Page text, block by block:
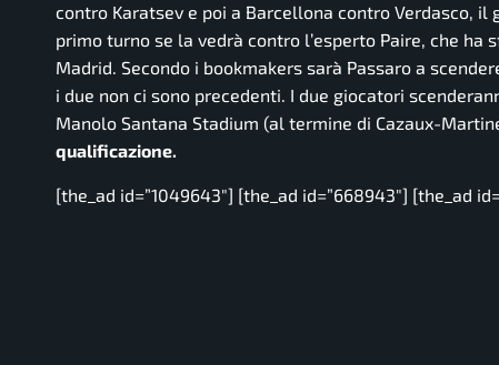
contro Karatsev e poi a Barcellona contro Verdasco,
primo turno se la vedrà contro l’esperto Paire, che
Madrid. Secondo i bookmakers sarà Passaro a
i due non ci sono precedenti. I due giocatori
Manolo Santana Stadium (al termine di Cazaux-
qualificazione.
[the_ad id=”1049643″] [the_ad id=”668943″] [the_ad